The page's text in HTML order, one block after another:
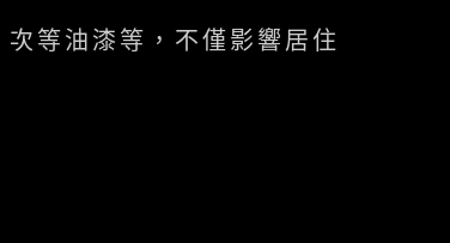
等油漆等，不僅影響居住